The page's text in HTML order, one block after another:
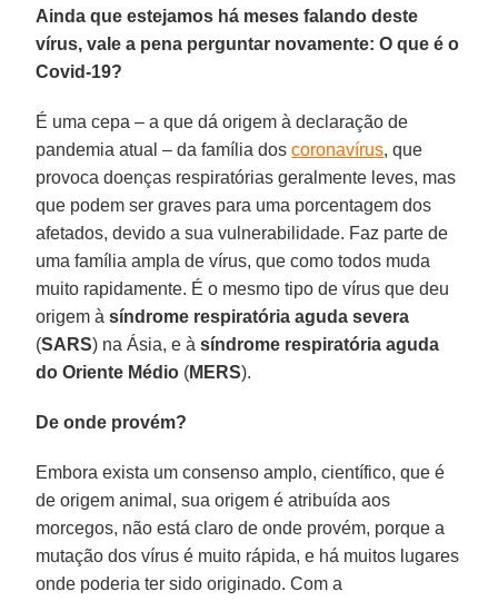
Ainda que estejamos há meses falando deste
vírus, vale a pena perguntar novamente: O que é o
Covid-19?
É uma cepa – a que dá origem à declaração de
pandemia atual – da família doscoronavírus, que
provoca doenças respiratórias geralmente leves, mas
que podem ser graves para uma porcentagem dos
afetados, devido a sua vulnerabilidade. Faz parte de
uma família ampla de vírus, que como todos muda
muito rapidamente. É o mesmo tipo de vírus que deu
origem àsíndrome respiratória aguda severa
(SARS) na Ásia, e àsíndrome respiratória aguda
do Oriente Médio (MERS).
De onde provém?
Embora exista um consenso amplo, científico, que é
de origem animal, sua origem é atribuída aos
morcegos, não está claro de onde provém, porque a
mutação dos vírus é muito rápida, e há muitos lugares
onde poderia ter sido originado. Com a